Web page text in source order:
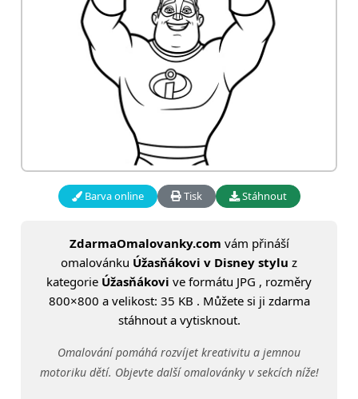
Barva online Tisk Stáhnout
ZdarmaOmalovanky.com vám přináší
omalovánku Úžasňákovi v Disney stylu z
kategorie Úžasňákovi ve formátu JPG , rozměry
800×800 a velikost: 35 KB . Můžete si ji zdarma
stáhnout a vytisknout.
Omalování pomáhá rozvíjet kreativitu a jemnou
motoriku dětí. Objevte další omalovánky v sekcích níže!